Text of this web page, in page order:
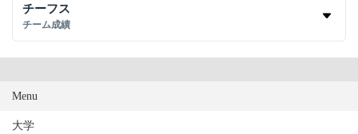
チーフス
チーム成績
Menu
大学